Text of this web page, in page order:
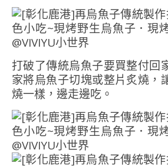
打破了傳統烏魚子要買整付回
家將烏魚子切塊或整片炙燒，
燒一樣，邊走邊吃。